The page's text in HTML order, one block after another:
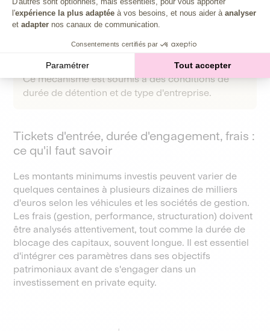
En investissant au capital d'une PME ou d'une
start-up éligible via une plateforme comme Lita,
sur le revenu allant de 18 % à 50 % du montant
investi, grâce au
dispositif IR-PME(loi Madelin).
Ce mécanisme est soumis à des conditions de
durée de détention et de type d'entreprise.
Tickets d'entrée, durée d'engagement, frais :
ce qu'il faut savoir
Les montants minimums investis peuvent varier de
quelques centaines à plusieurs dizaines de milliers
d'euros selon les véhicules et les sociétés de gestion.
Les frais (gestion, performance, structuration) doivent
être analysés attentivement, tout comme la durée de
blocage des capitaux, souvent longue. Il est essentiel
d'intégrer ces paramètres dans ses objectifs
patrimoniaux avant de s'engager dans un
investissement en private equity.
l'expérience la plus adaptée à vos besoins, et nous aider à analyser
et adapter nos canaux de communication.
Consentements certifiés par
Paramétrer Tout accepter